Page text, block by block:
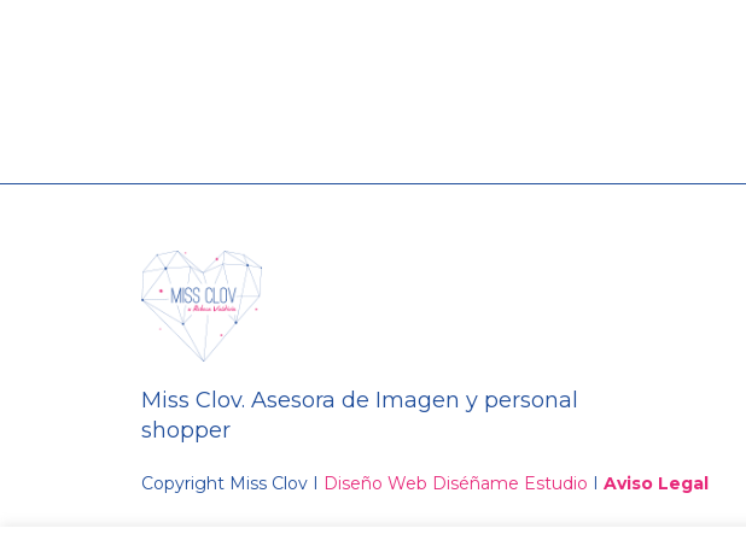
Miss Clov. Asesora de Imagen y personal
shopper
Copyright Miss Clov I Diseño Web Diséñame Estudio I Aviso Legal